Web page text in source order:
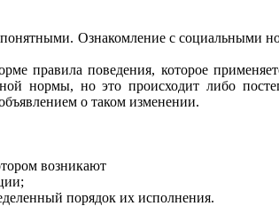
Ознакомление с социальными
правила поведения, которое
нормы, но это происходит либо
о таком изменении.
возникают
порядок их исполнения.